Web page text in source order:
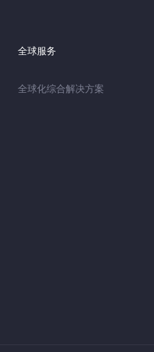
全球服务
全球化综合解决方案